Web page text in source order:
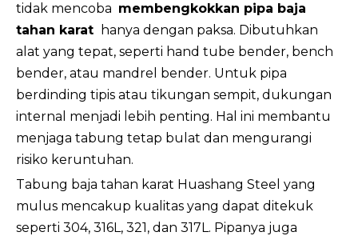
tidak mencoba membengkokkan pipa baja
tahan karat
hanya dengan paksa. Dibutuhkan
alat yang tepat, seperti hand tube bender, bench
bender, atau mandrel bender. Untuk pipa
berdinding tipis atau tikungan sempit, dukungan
internal menjadi lebih penting. Hal ini membantu
menjaga tabung tetap bulat dan mengurangi
risiko keruntuhan.
Tabung baja tahan karat Huashang Steel yang
mulus mencakup kualitas yang dapat ditekuk
seperti 304, 316L, 321, dan 317L. Pipanya juga